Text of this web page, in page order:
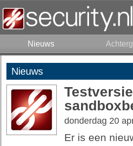
Nieuws
Nieuws
donderdag 20
Er is een